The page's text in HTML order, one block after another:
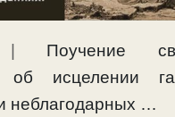
Поучение
об исцелении
неблагодарных …